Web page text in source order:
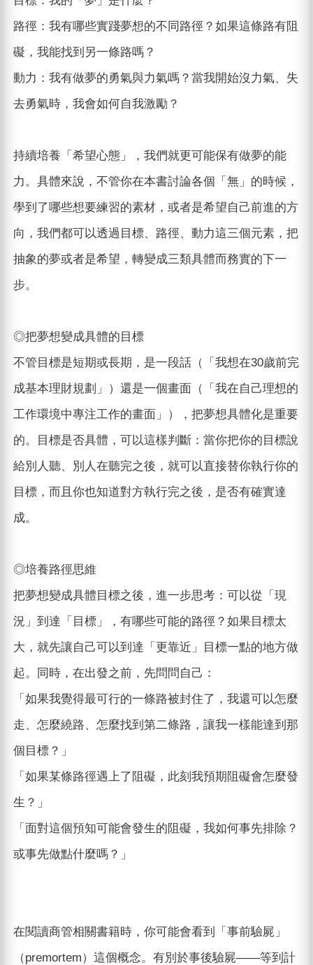
路徑：我有哪些實踐夢想的不同路徑？如果這條路有阻
礙，我能找到另一條路嗎？
動力：我有做夢的勇氣與力氣嗎？當我開始沒力氣、失
去勇氣時，我會如何自我激勵？
持續培養「希望心態」，我們就更可能保有做夢的能
力。具體來說，不管你在本書討論各個「無」的時候，
學到了哪些想要練習的素材，或者是希望自己前進的方
向，我們都可以透過目標、路徑、動力這三個元素，把
抽象的夢或者是希望，轉變成三類具體而務實的下一
步。
◎把夢想變成具體的目標
不管目標是短期或長期，是一段話（「我想在30歲前完
成基本理財規劃」）還是一個畫面（「我在自己理想的
工作環境中專注工作的畫面」），把夢想具體化是重要
的。目標是否具體，可以這樣判斷：當你把你的目標說
給別人聽、別人在聽完之後，就可以直接替你執行你的
目標，而且你也知道對方執行完之後，是否有確實達
成。
◎培養路徑思維
把夢想變成具體目標之後，進一步思考：可以從「現
況」到達「目標」，有哪些可能的路徑？如果目標太
大，就先讓自己可以到達「更靠近」目標一點的地方做
起。同時，在出發之前，先問問自己：
「如果我覺得最可行的一條路被封住了，我還可以怎麼
走、怎麼繞路、怎麼找到第二條路，讓我一樣能達到那
個目標？」
「如果某條路徑遇上了阻礙，此刻我預期阻礙會怎麼發
生？」
「面對這個預知可能會發生的阻礙，我如何事先排除？
或事先做點什麼嗎？」
在閱讀商管相關書籍時，你可能會看到「事前驗屍」
（premortem）這個概念。有別於事後驗屍——等到計